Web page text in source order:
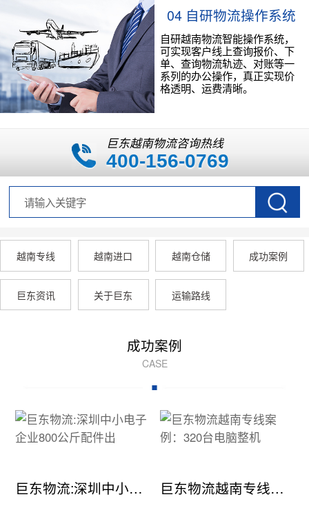
04 自研物流操作系统
自研越南物流智能操作系统，
可实现客户线上查询报价、下
单、查询物流轨迹、对账等一
系列的办公操作，真正实现价
格透明、运费清晰。
巨东越南物流咨询热线
400-156-0769
越南专线 越南进口 越南仓储 成功案例
巨东资讯 关于巨东 运输路线
成功案例
CASE
巨东物流:深圳中小电子企业800公斤配件出 巨东物流越南专线案例：320台电脑整机